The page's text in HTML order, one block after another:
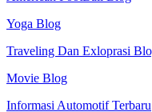
Yoga Blog
Traveling Dan Exloprasi
Movie Blog
Informasi Automotif Terbaru